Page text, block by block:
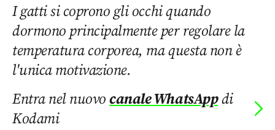
I gatti si coprono gli occhi quando
dormono principalmente per regolare la
temperatura corporea, ma questa non è
l'unica motivazione.
Entra nel nuovocanale WhatsAppdi
Kodami